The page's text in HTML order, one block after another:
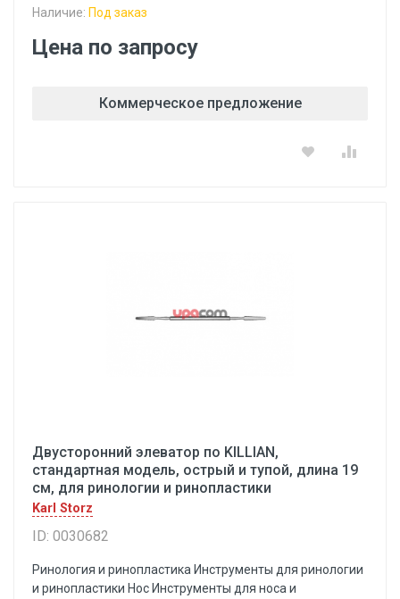
Наличие: Под заказ
Цена по запросу
Коммерческое предложение
Двусторонний элеватор по KILLIAN,
стандартная модель, острый и тупой, длина 19
см, для ринологии и ринопластики
Karl Storz
ID: 0030682
Ринология и ринопластика Инструменты для ринологии
и ринопластики Hoc Инструменты для носа и